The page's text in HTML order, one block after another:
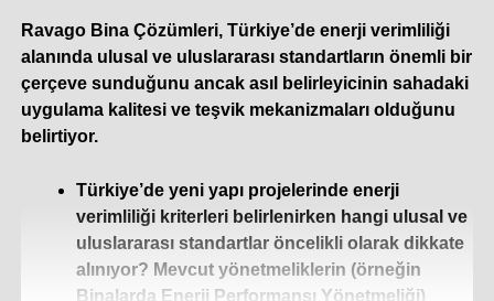
Ravago Bina Çözümleri, Türkiye’de enerji verimliliği
alanında ulusal ve uluslararası standartların önemli bir
çerçeve sunduğunu ancak asıl belirleyicinin sahadaki
uygulama kalitesi ve teşvik mekanizmaları olduğunu
belirtiyor.
Türkiye’de yeni yapı projelerinde enerji
verimliliği kriterleri belirlenirken hangi ulusal ve
uluslararası standartlar öncelikli olarak dikkate
alınıyor? Mevcut yönetmeliklerin (örneğin
Binalarda Enerji Performansı Yönetmeliği)